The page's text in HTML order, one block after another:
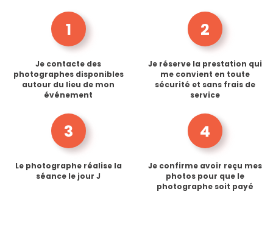
1
Je contacte des
photographes disponibles
autour du lieu de mon
événement
2
Je réserve la prestation qui
me convient en toute
sécurité et sans frais de
service
3
Le photographe réalise la
séance le jour J
4
Je confirme avoir reçu mes
photos pour que le
photographe soit payé